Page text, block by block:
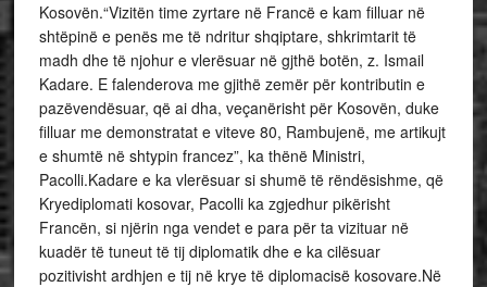
Kosovën.“Vizitën time zyrtare në Francë e kam filluar në
shtëpinë e penës me të ndritur shqiptare, shkrimtarit të
madh dhe të njohur e vlerësuar në gjthë botën, z. Ismail
Kadare. E falenderova me gjithë zemër për kontributin e
pazëvendësuar, që ai dha, veçanërisht për Kosovën, duke
filluar me demonstratat e viteve 80, Rambujenë, me artikujt
e shumtë në shtypin francez”, ka thënë Ministri,
Pacolli.Kadare e ka vlerësuar si shumë të rëndësishme, që
Kryediplomati kosovar, Pacolli ka zgjedhur pikërisht
Francën, si njërin nga vendet e para për ta vizituar në
kuadër të tuneut të tij diplomatik dhe e ka cilësuar
pozitivisht ardhjen e tij në krye të diplomacisë kosovare.Në